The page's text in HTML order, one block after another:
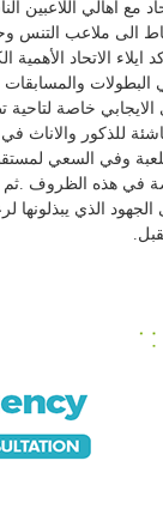
الى ملاعب التنس
ايلاء الاتحاد
البطولات
الايجابي خاصة
للذكور
وفي السعي
في هذه الظروف .ثم
الجهود الذي